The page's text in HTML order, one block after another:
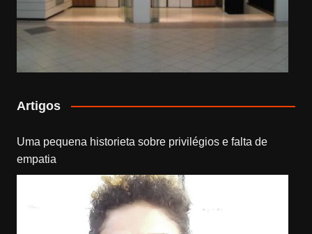
Artigos
Uma pequena historieta sobre privilégios e falta de
empatia